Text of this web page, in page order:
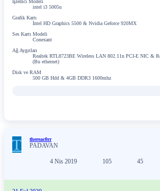
intel i3 5005u
Grafik Kartı
İntel HD Graphics 5500 & Nvidia Geforce 920MX
Ses Kartı Modeli
Conexant
Ağ Aygıtları
Realtek RTL8723BE Wireless LAN 802.11n PCI-E NIC &
(Bu ethernet)
Disk ve RAM
500 GB Hdd & 4GB DDR3 1600mhz
T thereac0rr
PADAVAN
4 Nis 2019 105 45